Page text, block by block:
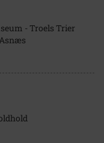
- Troels Trier
Asnæs